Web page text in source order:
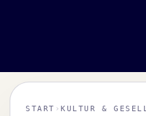
START ›KULTUR &